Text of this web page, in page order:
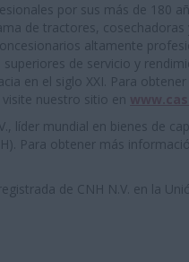
por sus más de 180
de tractores,
altamente
de servicio y
en el siglo XXI. Para
nuestro sitio en
líder mundial en bienes de
Para obtener más
de CNH N.V. en la